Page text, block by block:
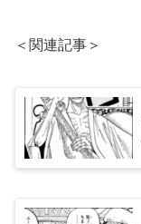
＜関連記事＞